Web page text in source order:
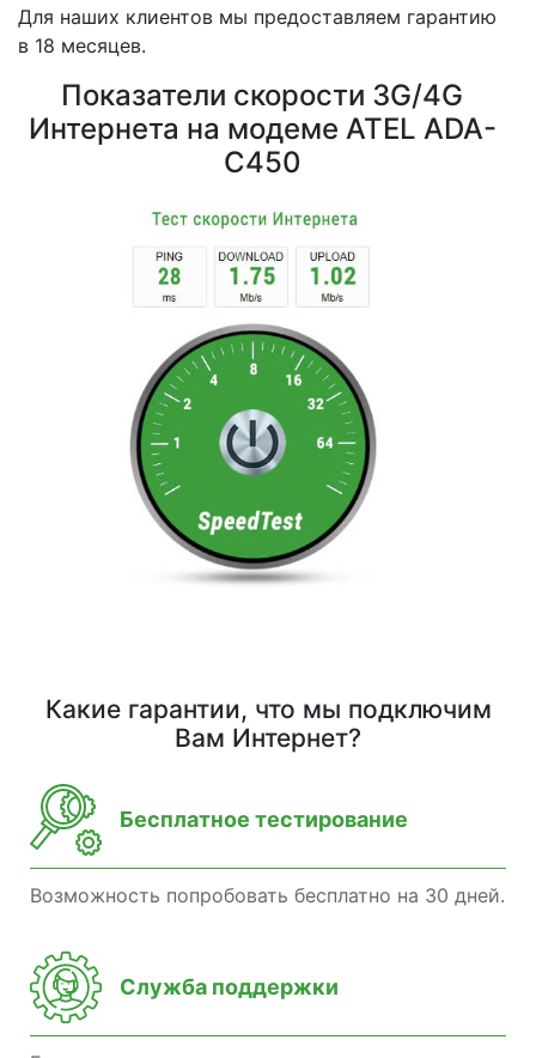
Для наших клиентов мы предоставляем гарантию
в 18 месяцев.
Показатели скорости 3G/4G
Интернета на модеме ATEL ADA-
С450
Какие гарантии, что мы подключим
Вам Интернет?
Бесплатное тестирование
Возможность попробовать бесплатно на 30 дней.
Служба поддержки